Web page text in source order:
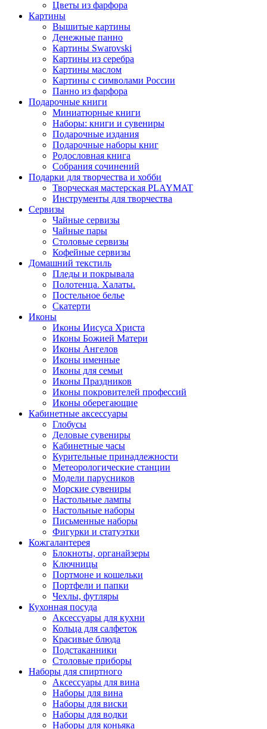
Цветы из фарфора
Картины
Вышитые картины
Денежные панно
Картины Swarovski
Картины из серебра
Картины маслом
Картины с символами России
Панно из фарфора
Подарочные книги
Миниатюрные книги
Наборы: книги и сувениры
Подарочные издания
Подарочные наборы книг
Родословная книга
Собрания сочинений
Подарки для творчества и хобби
Творческая мастерская PLAYMAT
Инструменты для творчества
Cервизы
Чайные сервизы
Чайные пары
Столовые сервизы
Кофейные сервизы
Домашний текстиль
Пледы и покрывала
Полотенца. Халаты.
Постельное белье
Скатерти
Иконы
Иконы Иисуса Христа
Иконы Божией Матери
Иконы Ангелов
Иконы именные
Иконы для семьи
Иконы Праздников
Иконы покровителей профессий
Иконы оберегающие
Кабинетные аксессуары
Глобусы
Деловые сувениры
Кабинетные часы
Курительные принадлежности
Метеорологические станции
Модели парусников
Морские сувениры
Настольные лампы
Настольные наборы
Письменные наборы
Фигурки и статуэтки
Кожгалантерея
Блокноты, органайзеры
Ключницы
Портмоне и кошельки
Портфели и папки
Чехлы, футляры
Кухонная посуда
Аксессуары для кухни
Кольца для салфеток
Красивые блюда
Подстаканники
Столовые приборы
Наборы для спиртного
Аксессуары для вина
Наборы для вина
Наборы для виски
Наборы для водки
Наборы для коньяка